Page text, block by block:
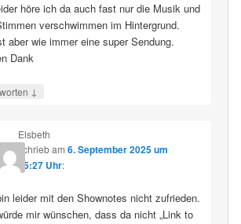
höre ich da auch fast nur die Musik und
verschwimmen im Hintergrund.
aber wie immer eine super Sendung.
Dank
↓
Elsbeth
schriebam 6. September 2025 um
15:27 Uhr:
leider mit den Shownotes nicht zufrieden.
mir wünschen, dass da nicht „Link to